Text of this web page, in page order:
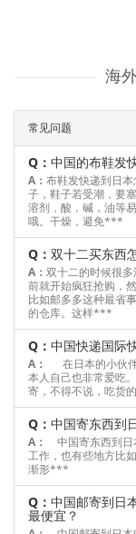
海
常见问题
Q： 中国的布鞋发
A： 布鞋发快递到日
子，鞋子若受潮，要
溶剂，酸，碱，油等
哦。干燥，避免***
Q： 双十二买东西
A： 双十二的时候很
前就开始疯狂抢购，
比如邮多多这种最省
的仓库。这样***
Q： 中国快递国际
A：
在日本的小伙
本人自己也非常爱吃
寄，不得不说，吃货
Q： 中国寄东西到
A：
中国寄东西到日
工作，也有些地方比
渐形***
Q： 中国邮寄到日
最便宜？